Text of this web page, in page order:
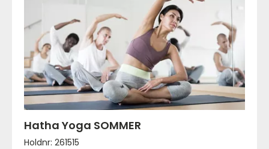
Hatha Yoga SOMMER
Holdnr: 261515